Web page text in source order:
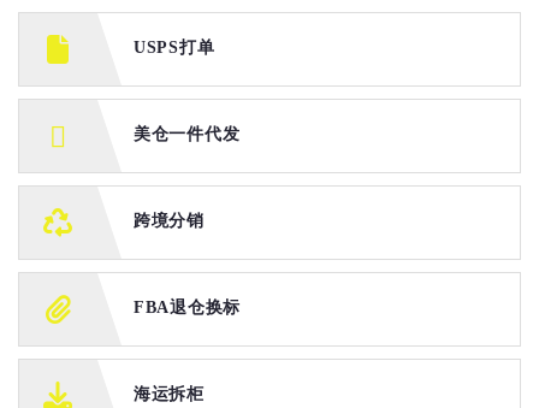
USPS打单
美仓一件代发
跨境分销
FBA退仓换标
海运拆柜